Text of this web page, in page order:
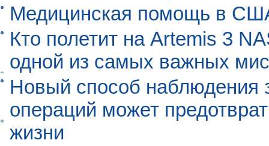
Медицинская помощь в
Кто полетит на Artemis 3
одной из самых важных
Новый способ наблюдения
операций может
жизни